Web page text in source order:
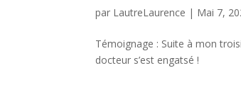
par LautreLaurence | Mai 7,
Témoignage : Suite à mon
docteur s’est engatsé !